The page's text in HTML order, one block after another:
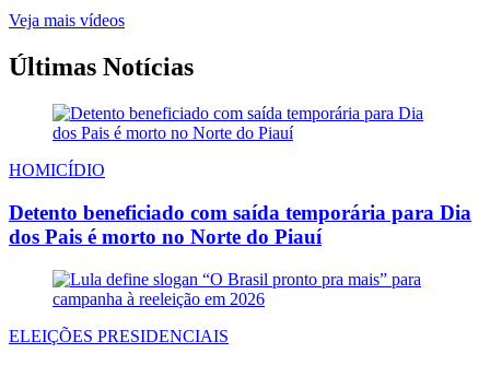
Veja mais vídeos
Últimas Notícias
HOMICÍDIO
Detento beneficiado com saída temporária para Dia
dos Pais é morto no Norte do Piauí
ELEIÇÕES PRESIDENCIAIS